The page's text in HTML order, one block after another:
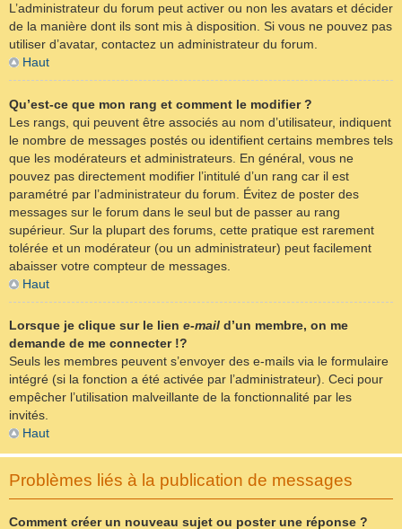
L’administrateur du forum peut activer ou non les avatars et décider
de la manière dont ils sont mis à disposition. Si vous ne pouvez pas
utiliser d’avatar, contactez un administrateur du forum.
Haut
Qu’est-ce que mon rang et comment le modifier ?
Les rangs, qui peuvent être associés au nom d’utilisateur, indiquent
le nombre de messages postés ou identifient certains membres tels
que les modérateurs et administrateurs. En général, vous ne
pouvez pas directement modifier l’intitulé d’un rang car il est
paramétré par l’administrateur du forum. Évitez de poster des
messages sur le forum dans le seul but de passer au rang
supérieur. Sur la plupart des forums, cette pratique est rarement
tolérée et un modérateur (ou un administrateur) peut facilement
abaisser votre compteur de messages.
Haut
Lorsque je clique sur le lien e-mail d’un membre, on me
demande de me connecter !?
Seuls les membres peuvent s’envoyer des e-mails via le formulaire
intégré (si la fonction a été activée par l’administrateur). Ceci pour
empêcher l’utilisation malveillante de la fonctionnalité par les
invités.
Haut
Problèmes liés à la publication de messages
Comment créer un nouveau sujet ou poster une réponse ?